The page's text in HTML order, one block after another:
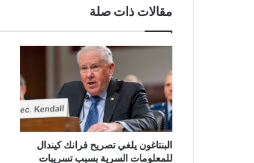
مقالات ذات صلة
البنتاغون يلغي تصريح فرانك كيندال
للمعلومات السرية بسبب تسريبات